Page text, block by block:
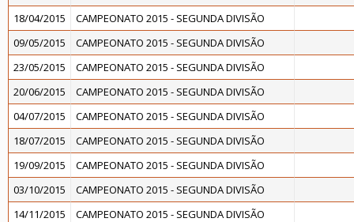
18/04/2015
CAMPEONATO 2015 - SEGUNDA DIVISÃO
09/05/2015
CAMPEONATO 2015 - SEGUNDA DIVISÃO
23/05/2015
CAMPEONATO 2015 - SEGUNDA DIVISÃO
20/06/2015
CAMPEONATO 2015 - SEGUNDA DIVISÃO
04/07/2015
CAMPEONATO 2015 - SEGUNDA DIVISÃO
18/07/2015
CAMPEONATO 2015 - SEGUNDA DIVISÃO
19/09/2015
CAMPEONATO 2015 - SEGUNDA DIVISÃO
03/10/2015
CAMPEONATO 2015 - SEGUNDA DIVISÃO
14/11/2015
CAMPEONATO 2015 - SEGUNDA DIVISÃO